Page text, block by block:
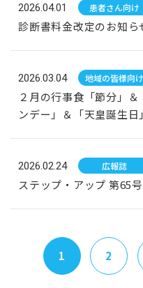
2026.04.01 患者さん向け
診断書料金改定のお知ら
2026.03.04 地域の皆様向け
２月の行事食「節分」
ンデー」＆「天皇誕生日
2026.02.24 広報誌
ステップ・アップ 第65号
1 2